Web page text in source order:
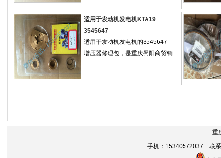
适用于发动机发电机KTA19
3545647
适用于发动机发电机的3545647
增压器修理包，是重庆蜀阳商贸销
重
手机：15340572037 联